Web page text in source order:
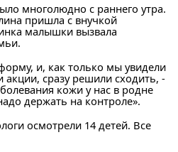
многолюдно с раннего утра.
пришла с внучкой
малышки вызвала
и, как только мы увидели
сразу решили сходить, -
кожи у нас в родне
держать на контроле».
осмотрели 14 детей. Все